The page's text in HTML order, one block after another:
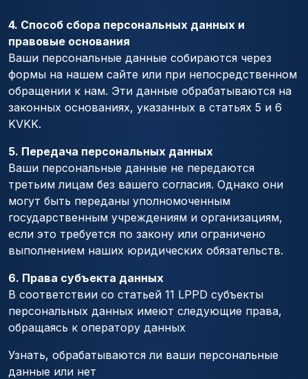
4. Способ сбора персональных данных и
правовые основания
Ваши персональные данные собираются через
формы на нашем сайте или при непосредственном
обращении к нам. Эти данные обрабатываются на
законных основаниях, указанных в статьях 5 и 6
KVKK.
5. Передача персональных данных
Ваши персональные данные не передаются
третьим лицам без вашего согласия. Однако они
могут быть переданы уполномоченным
государственным учреждениям и организациям,
если это требуется по закону или ограничено
выполнением наших юридических обязательств.
6. Права субъекта данных
В соответствии со статьей 11 LPPD субъекты
персональных данных имеют следующие права,
обращаясь к оператору данных
Узнать, обрабатываются ли ваши персональные
данные или нет